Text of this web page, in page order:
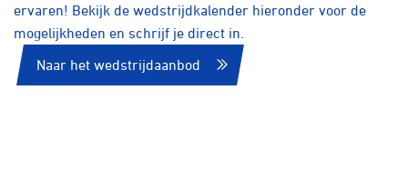
ervaren! Bekijk de wedstrijdkalender hieronder voor de
mogelijkheden en schrijf je direct in.
Naar het wedstrijdaanbod